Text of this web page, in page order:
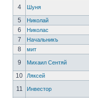
4
Шуня
5
Николай
6
Николас
7
Начальникъ
8
мит
9
Михаил Сентяй
10
Ляксей
11
Инвестор